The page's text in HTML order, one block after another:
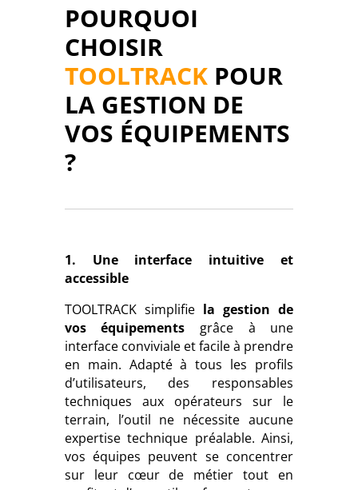
POURQUOI
CHOISIR
TOOLTRACK POUR
LA GESTION DE
VOS ÉQUIPEMENTS
?
1. Une interface intuitive et
accessible
TOOLTRACK simplifie la gestion de
vos équipements grâce à une
interface conviviale et facile à prendre
en main. Adapté à tous les profils
d’utilisateurs, des responsables
techniques aux opérateurs sur le
terrain, l’outil ne nécessite aucune
expertise technique préalable. Ainsi,
vos équipes peuvent se concentrer
sur leur cœur de métier tout en